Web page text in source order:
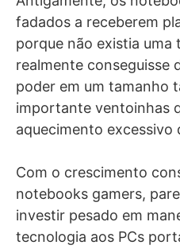
fadados a receberem
porque não existia uma
realmente conseguisse
poder em um tamanho
importante ventoinhas
aquecimento excessivo
Com o crescimento
notebooks gamers,
investir pesado em
tecnologia aos PCs